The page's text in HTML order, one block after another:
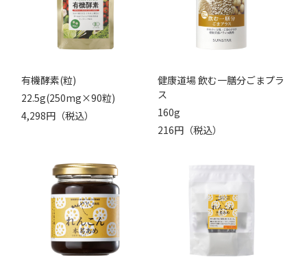
有機酵素(粒)
22.5g(250mg×90粒)
4,298円（税込）
健康道場 飲む一膳分ごまプラ
ス
160g
216円（税込）